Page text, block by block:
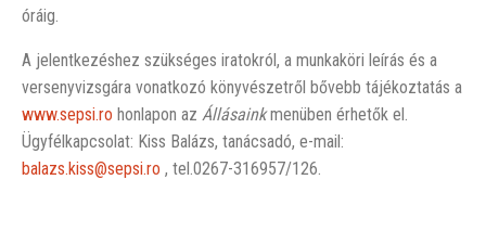
óráig.
A jelentkezéshez szükséges iratokról, a munkaköri leírás és a
versenyvizsgára vonatkozó könyvészetről bővebb tájékoztatás a
www.sepsi.ro honlapon az Állásainkmenüben érhetők el.
Ügyfélkapcsolat: Kiss Balázs, tanácsadó, e-mail:
balazs.kiss@sepsi.ro , tel.0267-316957/126.